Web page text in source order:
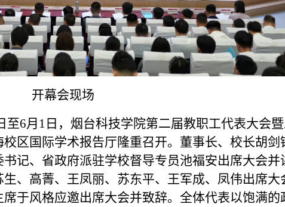
开幕会现场
6月1日，烟台科技学院第二届教职工代表大会
区国际学术报告厅隆重召开。董事长、校长胡剑
记、省政府派驻学校督导专员池福安出席大会并
、高菁、王凤丽、苏东平、王军成、凤伟出席大
于风格应邀出席大会并致辞。全体代表以饱满的